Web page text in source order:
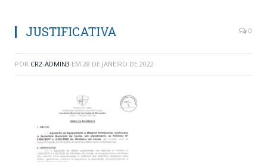
JUSTIFICATIVA 0
POR CR2-ADMIN3 EM 28 DE JANEIRO DE 2022